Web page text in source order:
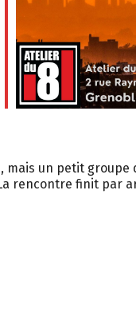
mais un petit
rencontre finit par